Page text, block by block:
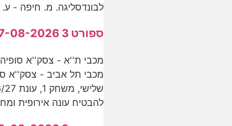
לבונדסליגה. מ. חיפה - ע.
ספורט 3 07-08-2026
מכבי תל אביב - צסק''א
להבטיח עונה אירופית